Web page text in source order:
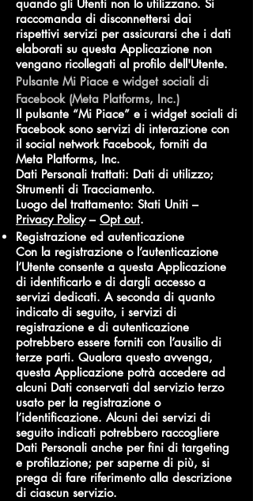
quando gli Utenti non lo utilizzano. Si
raccomanda di disconnettersi dai
rispettivi servizi per assicurarsi che i dati
elaborati su questa Applicazione non
vengano ricollegati al profilo dell'Utente.
Pulsante Mi Piace e widget sociali di
Facebook (Meta Platforms, Inc.)
Il pulsante “Mi Piace” e i widget sociali di
Facebook sono servizi di interazione con
il social network Facebook, forniti da
Meta Platforms, Inc.
Dati Personali trattati: Dati di utilizzo;
Strumenti di Tracciamento.
Luogo del trattamento: Stati Uniti –
Privacy Policy– Opt out.
Registrazione ed autenticazione
Con la registrazione o l’autenticazione
l’Utente consente a questa Applicazione
di identificarlo e di dargli accesso a
servizi dedicati. A seconda di quanto
indicato di seguito, i servizi di
registrazione e di autenticazione
potrebbero essere forniti con l’ausilio di
terze parti. Qualora questo avvenga,
questa Applicazione potrà accedere ad
alcuni Dati conservati dal servizio terzo
usato per la registrazione o
l’identificazione. Alcuni dei servizi di
seguito indicati potrebbero raccogliere
Dati Personali anche per fini di targeting
e profilazione; per saperne di più, si
prega di fare riferimento alla descrizione
di ciascun servizio.